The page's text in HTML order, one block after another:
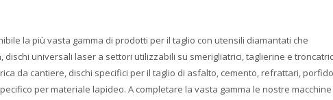
la più vasta gamma di prodotti per il taglio con utensili diamantati che
universali laser a settori utilizzabili su smerigliatrici, taglierine e
da cantiere, dischi specifici per il taglio di asfalto, cemento, refrattari,
per materiale lapideo. A completare la vasta gamma le nostre macchine